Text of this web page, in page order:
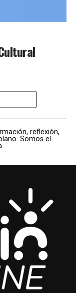
reflexión,
Somos el